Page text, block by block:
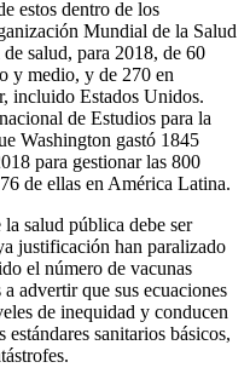
estos dentro de los
Mundial de la Salud
salud, para 2018, de 60
y medio, y de 270 en
incluido Estados Unidos.
de Estudios para la
Washington gastó 1845
para gestionar las 800
de ellas en América Latina.
salud pública debe ser
justificación han paralizado
el número de vacunas
advertir que sus ecuaciones
de inequidad y conducen
sanitarios básicos,